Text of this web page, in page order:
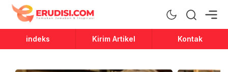
Erudisi
Temukan Jawaban dan Inspirasi
indeks Kirim Artikel Kontak